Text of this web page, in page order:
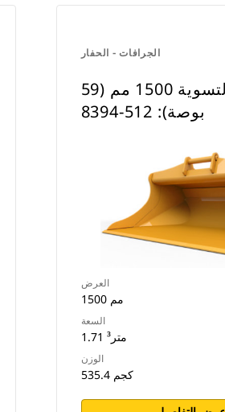
الجرافات - الحفار
جرافة التسوية 1500 مم (59
بوصة): 512-8394
العرض
1500 مم
السعة
1.71 متر³
الوزن
535.4 كجم